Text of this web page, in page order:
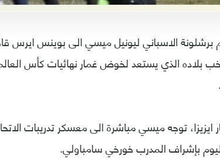
الاسباني ليونيل ميسي الى بوينس ايرس
توجه ميسي مباشرة الى معسكر تدريبات
بإشراف المدرب خورخي سامباولي.